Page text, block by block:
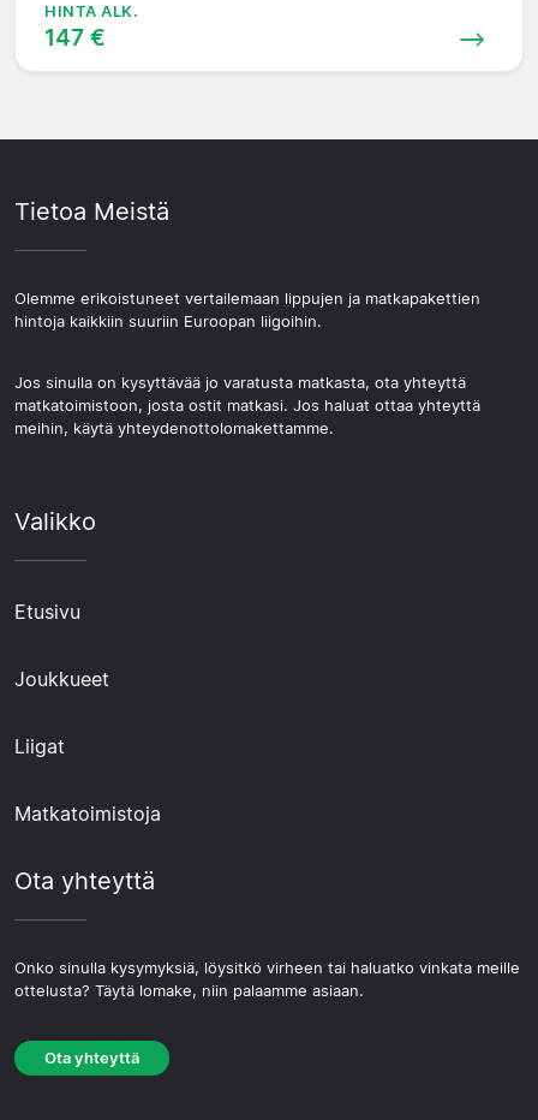
HINTA ALK.
147 €
Tietoa Meistä
Olemme erikoistuneet vertailemaan lippujen ja matkapakettien
hintoja kaikkiin suuriin Euroopan liigoihin.
Jos sinulla on kysyttävää jo varatusta matkasta, ota yhteyttä
matkatoimistoon, josta ostit matkasi. Jos haluat ottaa yhteyttä
meihin, käytä yhteydenottolomakettamme.
Valikko
Etusivu
Joukkueet
Liigat
Matkatoimistoja
Ota yhteyttä
Onko sinulla kysymyksiä, löysitkö virheen tai haluatko vinkata meille
ottelusta? Täytä lomake, niin palaamme asiaan.
Ota yhteyttä